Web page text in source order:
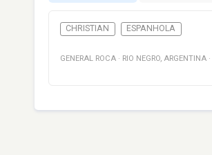
CHRISTIAN ESPANHOLA
GENERAL ROCA · RIO NEGRO, ARGENTINA ·